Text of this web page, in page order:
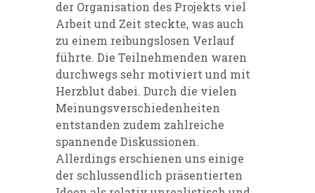
der Organisation des Projekts viel
Arbeit und Zeit steckte, was auch
zu einem reibungslosen Verlauf
führte. Die Teilnehmenden waren
durchwegs sehr motiviert und mit
Herzblut dabei. Durch die vielen
Meinungsverschiedenheiten
entstanden zudem zahlreiche
spannende Diskussionen.
Allerdings erschienen uns einige
der schlussendlich präsentierten